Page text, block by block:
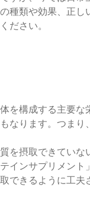
種類や効果、正し
ださい。
を構成する主要な
なります。つまり
を摂取できていな
インサプリメント
できるように工夫